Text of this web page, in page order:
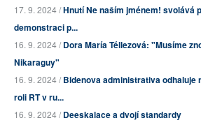
17. 9. 2024 /Hnutí Ne naším jménem! svolává
demonstraci p...
16. 9. 2024 /Dora María Téllezová: "Musíme
Nikaraguy"
16. 9. 2024 /Bidenova administrativa odhaluje
roli RT v ru...
16. 9. 2024 /Deeskalace a dvojí standardy